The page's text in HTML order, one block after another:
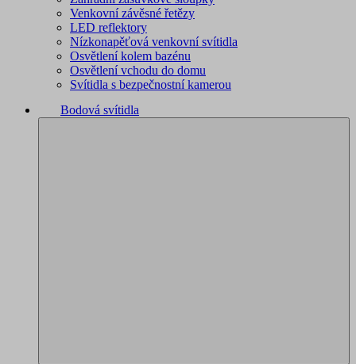
Venkovní závěsné řetězy
LED reflektory
Nízkonapěťová venkovní svítidla
Osvětlení kolem bazénu
Osvětlení vchodu do domu
Svítidla s bezpečnostní kamerou
Bodová svítidla